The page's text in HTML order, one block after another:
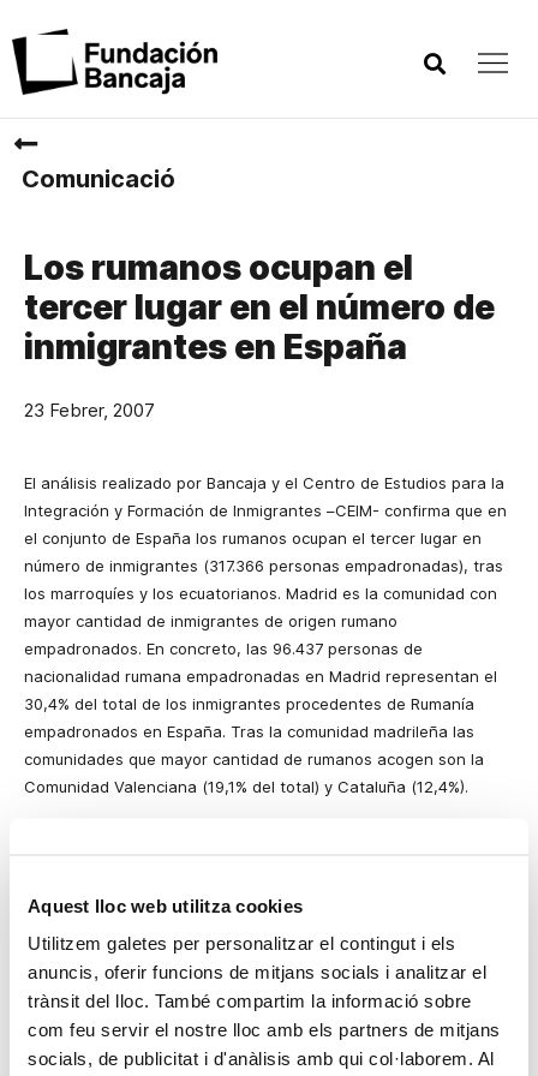
Aquest lloc web utilitza cookies
Utilitzem galetes per personalitzar el contingut i els
anuncis, oferir funcions de mitjans socials i analitzar el
trànsit del lloc. També compartim la informació sobre
com feu servir el nostre lloc amb els partners de mitjans
socials, de publicitat i d'anàlisis amb qui col·laborem. Al
Comunicació
Los rumanos ocupan el
tercer lugar en el número de
inmigrantes en España
23 Febrer, 2007
El análisis realizado por Bancaja y el Centro de Estudios para la
Integración y Formación de Inmigrantes –CEIM- confirma que en
el conjunto de España los rumanos ocupan el tercer lugar en
número de inmigrantes (317.366 personas empadronadas), tras
los marroquíes y los ecuatorianos. Madrid es la comunidad con
mayor cantidad de inmigrantes de origen rumano
empadronados. En concreto, las 96.437 personas de
nacionalidad rumana empadronadas en Madrid representan el
30,4% del total de los inmigrantes procedentes de Rumanía
empadronados en España. Tras la comunidad madrileña las
comunidades que mayor cantidad de rumanos acogen son la
Comunidad Valenciana (19,1% del total) y Cataluña (12,4%).
económico y social de su país, tras la caída del régimen
comunista, provocó la salida de muchos de ellos haciala Europa
Centralpero las restricciones impuestas por estos países los
impulsó paulatinamente hacia otros destinos como España.
Actualmente, los rumanos representan el 9,3% del total de
trabajadores extranjeros registrados en la Seguridad Social , de